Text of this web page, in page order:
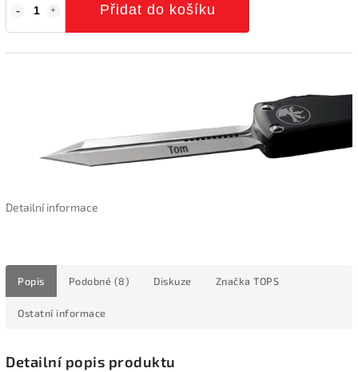
Přidat do košíku
Detailní informace
Popis Podobné (8) Diskuze Značka TOPS
Ostatní informace
Detailní popis produktu